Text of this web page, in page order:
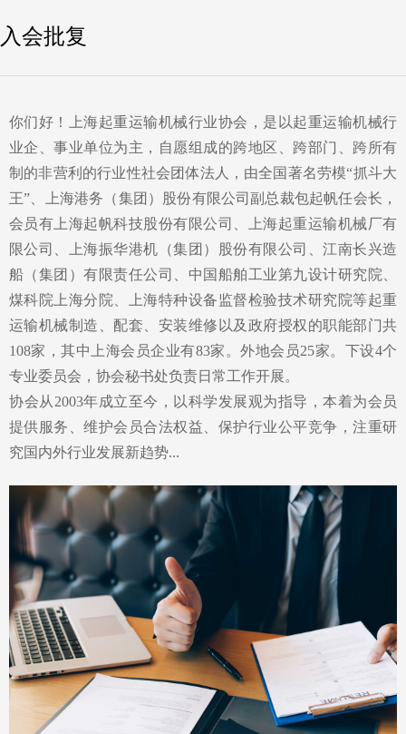
入会批复
你们好！上海起重运输机械行业协会，是以起重运输机械行
业企、事业单位为主，自愿组成的跨地区、跨部门、跨所有
制的非营利的行业性社会团体法人，由全国著名劳模“抓斗大
王”、上海港务（集团）股份有限公司副总裁包起帆任会长，
会员有上海起帆科技股份有限公司、上海起重运输机械厂有
限公司、上海振华港机（集团）股份有限公司、江南长兴造
船（集团）有限责任公司、中国船舶工业第九设计研究院、
煤科院上海分院、上海特种设备监督检验技术研究院等起重
运输机械制造、配套、安装维修以及政府授权的职能部门共
108家，其中上海会员企业有83家。外地会员25家。下设4个
专业委员会，协会秘书处负责日常工作开展。
协会从2003年成立至今，以科学发展观为指导，本着为会员
提供服务、维护会员合法权益、保护行业公平竞争，注重研
究国内外行业发展新趋势...